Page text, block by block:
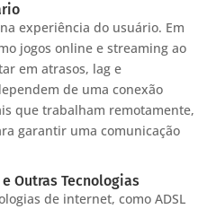
experiência do usuário. Em
jogos online e streaming ao
em atrasos, lag e
de uma conexão
que trabalham remotamente,
garantir uma comunicação
Outras Tecnologias
de internet, como ADSL